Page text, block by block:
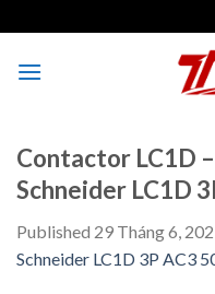
to
content
Contactor LC1D
Schneider LC1D
Published 29 Tháng 6,
Schneider LC1D 3P AC3